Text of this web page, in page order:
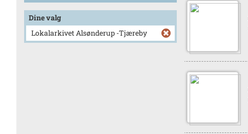
Dine valg
Lokalarkivet Alsønderup -Tjæreby